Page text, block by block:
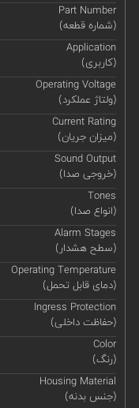
Part Number
(شماره قطعه)
Application
(کاربری)
Operating Voltage
(ولتاژ عملکرد)
Current Rating
(میزان جریان)
Sound Output
(خروجی صدا)
Tones
(انواع صدا)
Alarm Stages
(سطح هشدار)
Operating Temperature
(دمای قابل تحمل)
Ingress Protection
(حفاظت داخلی)
Color
(رنگ)
Housing Material
(جنس بدنه)